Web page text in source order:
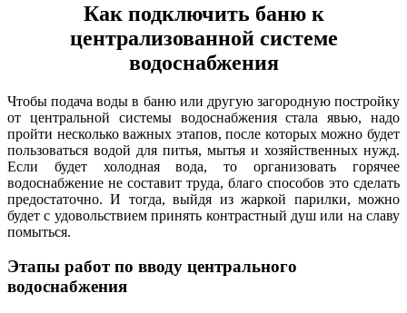
Как подключить баню к
централизованной системе
водоснабжения
Чтобы подача воды в баню или другую загородную постройку
от центральной системы водоснабжения стала явью, надо
пройти несколько важных этапов, после которых можно будет
пользоваться водой для питья, мытья и хозяйственных нужд.
Если будет холодная вода, то организовать горячее
водоснабжение не составит труда, благо способов это сделать
предостаточно. И тогда, выйдя из жаркой парилки, можно
будет с удовольствием принять контрастный душ или на славу
помыться.
Этапы работ по вводу центрального
водоснабжения